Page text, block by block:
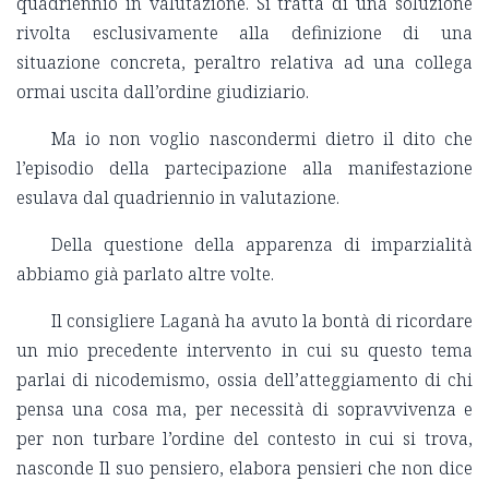
rivolta esclusivamente alla definizione di una
situazione concreta, peraltro relativa ad una collega
ormai uscita dall’ordine giudiziario.
Ma io non voglio nascondermi dietro il dito che
l’episodio della partecipazione alla manifestazione
esulava dal quadriennio in valutazione.
Della questione della apparenza di imparzialità
abbiamo già parlato altre volte.
Il consigliere Laganà ha avuto la bontà di ricordare
un mio precedente intervento in cui su questo tema
parlai di nicodemismo, ossia dell’atteggiamento di chi
pensa una cosa ma, per necessità di sopravvivenza e
per non turbare l’ordine del contesto in cui si trova,
nasconde Il suo pensiero, elabora pensieri che non dice